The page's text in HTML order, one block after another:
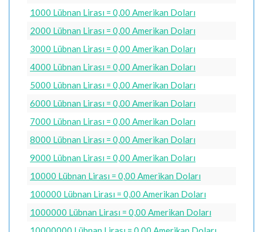
1000 Lübnan Lirası = 0,00 Amerikan Doları
2000 Lübnan Lirası = 0,00 Amerikan Doları
3000 Lübnan Lirası = 0,00 Amerikan Doları
4000 Lübnan Lirası = 0,00 Amerikan Doları
5000 Lübnan Lirası = 0,00 Amerikan Doları
6000 Lübnan Lirası = 0,00 Amerikan Doları
7000 Lübnan Lirası = 0,00 Amerikan Doları
8000 Lübnan Lirası = 0,00 Amerikan Doları
9000 Lübnan Lirası = 0,00 Amerikan Doları
10000 Lübnan Lirası = 0,00 Amerikan Doları
100000 Lübnan Lirası = 0,00 Amerikan Doları
1000000 Lübnan Lirası = 0,00 Amerikan Doları